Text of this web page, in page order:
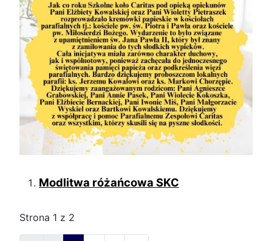
Modlitwa różańcowa SKC
Strona 1 z 2